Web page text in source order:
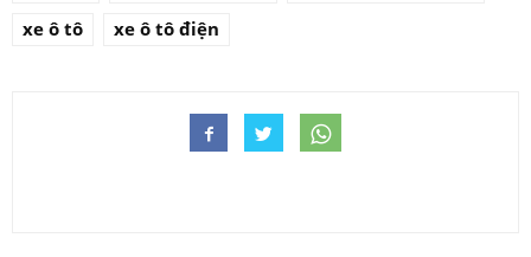
xe ô tô
xe ô tô điện